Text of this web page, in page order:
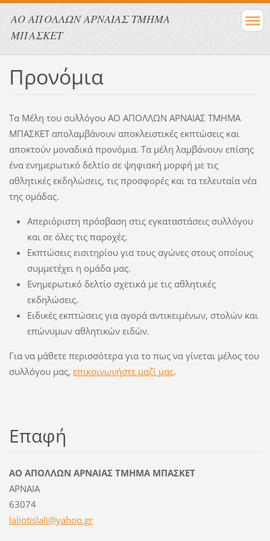
ΑΟ ΑΠΟΛΛΩΝ ΑΡΝΑΙΑΣ ΤΜΗΜΑ
ΜΠΑΣΚΕΤ
Προνόμια
Τα Μέλη του συλλόγου ΑΟ ΑΠΟΛΛΩΝ ΑΡΝΑΙΑΣ ΤΜΗΜΑ
ΜΠΑΣΚΕΤ απολαμβάνουν αποκλειστικές εκπτώσεις και
αποκτούν μοναδικά προνόμια. Τα μέλη λαμβάνουν επίσης
ένα ενημερωτικό δελτίο σε ψηφιακή μορφή με τις
αθλητικές εκδηλώσεις, τις προσφορές και τα τελευταία νέα
της ομάδας.
Απεριόριστη πρόσβαση στις εγκαταστάσεις συλλόγου
και σε όλες τις παροχές.
Εκπτώσεις εισιτηρίου για τους αγώνες στους οποίους
συμμετέχει η ομάδα μας.
Ενημερωτικό δελτίο σχετικά με τις αθλητικές
εκδηλώσεις.
Ειδικές εκπτώσεις για αγορά αντικειμένων, στολών και
επώνυμων αθλητικών ειδών.
Για να μάθετε περισσότερα για το πως να γίνεται μέλος του
συλλόγου μας, επικοινωνήστε μαζί μας.
Επαφή
ΑΟ ΑΠΟΛΛΩΝ ΑΡΝΑΙΑΣ ΤΜΗΜΑ ΜΠΑΣΚΕΤ
ΑΡΝΑΙΑ
63074
laliotislali@yahoo.gr